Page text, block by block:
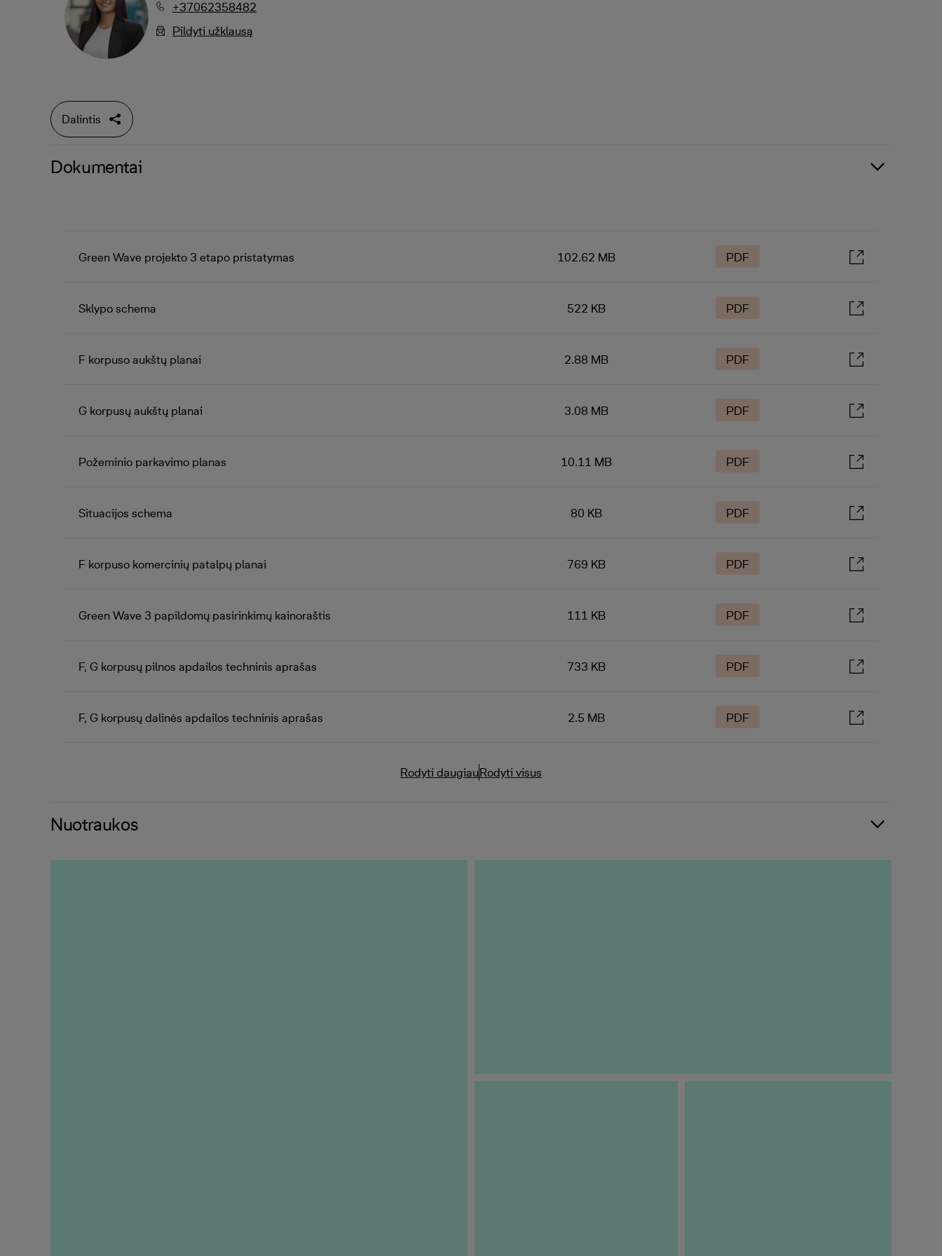
+37062358482
Pildyti užklausą
Dalintis
Dokumentai
Green Wave projekto 3 etapo pristatymas 102.62 MB PDF
Sklypo schema 522 KB PDF
F korpuso aukštų planai 2.88 MB PDF
G korpusų aukštų planai 3.08 MB PDF
Požeminio parkavimo planas 10.11 MB PDF
Situacijos schema 80 KB PDF
F korpuso komercinių patalpų planai 769 KB PDF
Green Wave 3 papildomų pasirinkimų kainoraštis 111 KB PDF
F, G korpusų pilnos apdailos techninis aprašas 733 KB PDF
F, G korpusų dalinės apdailos techninis aprašas 2.5 MB PDF
Rodyti daugiauRodyti visus
Nuotraukos